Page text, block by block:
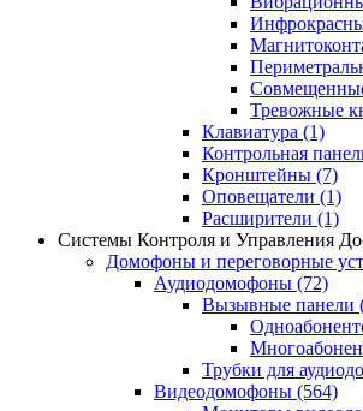
Тревожные
Клавиатура (1)
Контрольная
Кронштейны (7)
Оповещатели (1)
Расширители (1)
Системы Контроля и Управления
Домофоны и переговорные
Аудиодомофоны (72)
Вызывные панели
Трубки для
Видеодомофоны (564)